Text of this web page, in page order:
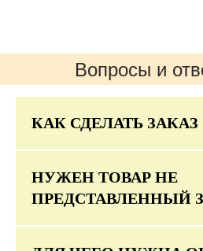
Вопросы и
КАК СДЕЛАТЬ ЗАКАЗ
НУЖЕН ТОВАР НЕ
ПРЕДСТАВЛЕННЫЙ